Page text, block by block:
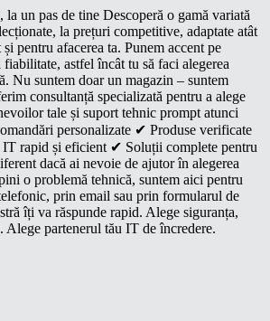
un pas de tine Descoperă o gamă variată
la prețuri competitive, adaptate atât
pentru afacerea ta. Punem accent pe
astfel încât tu să faci alegerea
Nu suntem doar un magazin – suntem
consultanță specializată pentru a alege
tale și suport tehnic prompt atunci
personalizate ✔ Produse verificate
rapid și eficient ✔ Soluții complete pentru
dacă ai nevoie de ajutor în alegerea
o problemă tehnică, suntem aici pentru
prin email sau prin formularul de
îți va răspunde rapid. Alege siguranța,
Alege partenerul tău IT de încredere.